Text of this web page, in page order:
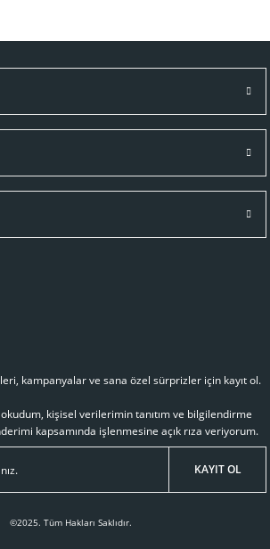
ÇERÇEVE
kampanyalar ve sana özel sürprizler için kayıt ol.
okudum, kişisel verilerimin tanıtım ve bilgilendirme
kapsamında işlenmesine açık rıza veriyorum.
KAYIT OL
©2025. Tüm Hakları Saklıdır.